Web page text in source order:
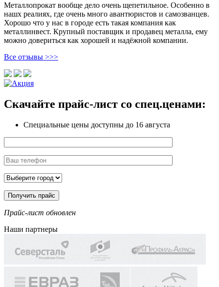
Металлопрокат вообще дело очень щепетильное. Особенно в
нашх реалиях, где очень много авантюристов и самозванцев.
Хорошо что у нас в городе есть такая компания как
металлинвест. Крупный поставщик и продавец металла, ему
можно довериться как хорошей и надёжной компании.
Все отзывы >>>
Скачайте прайс-лист со спец.ценами:
Специальные цены доступны до 16 августа
Прайс-лист обновлен
Наши партнеры